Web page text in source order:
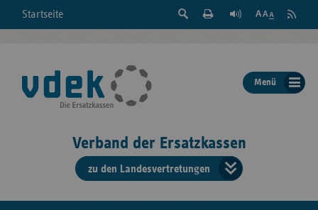
Startseite
Suche
der
Seite
Feed
Menü
Verband der Ersatzkassen
zu den Landesvertretungen
der